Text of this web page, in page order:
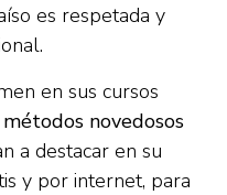
es respetada y
en sus cursos
métodos novedosos
a destacar en su
y por internet, para